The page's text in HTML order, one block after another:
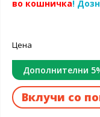
во кошничка!
Цена
Дополнителни
Вклучи со